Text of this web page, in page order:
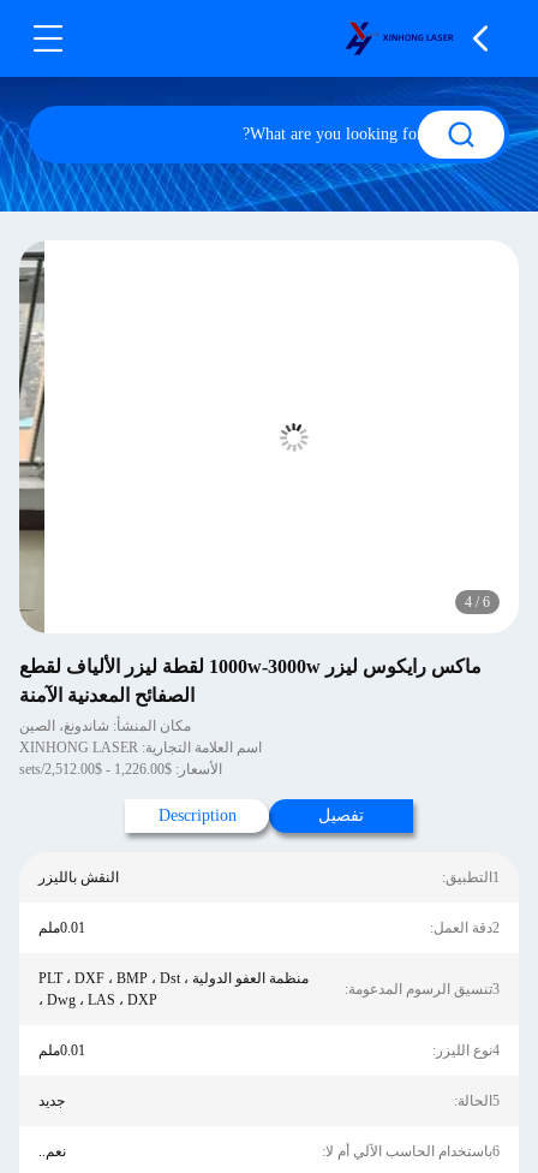
4 / 6
ماكس رايكوس ليزر 1000w-3000w لقطة ليزر الألياف لقطع
الصفائح المعدنية الآمنة
مكان المنشأ: شاندونغ، الصين
اسم العلامة التجارية: XINHONG LASER
الأسعار: $1,226.00 - $2,512.00/sets
تفصيل Description
1التطبيق: النقش بالليزر
2دقة العمل: 0.01ملم
3تنسيق الرسوم المدعومة:
منظمة العفو الدولية ، PLT ، DXF ، BMP ، Dst
، Dwg ، LAS ، DXP
4نوع الليزر: 0.01ملم
5الحالة: جديد
6باستخدام الحاسب الآلي أم لا: نعم..